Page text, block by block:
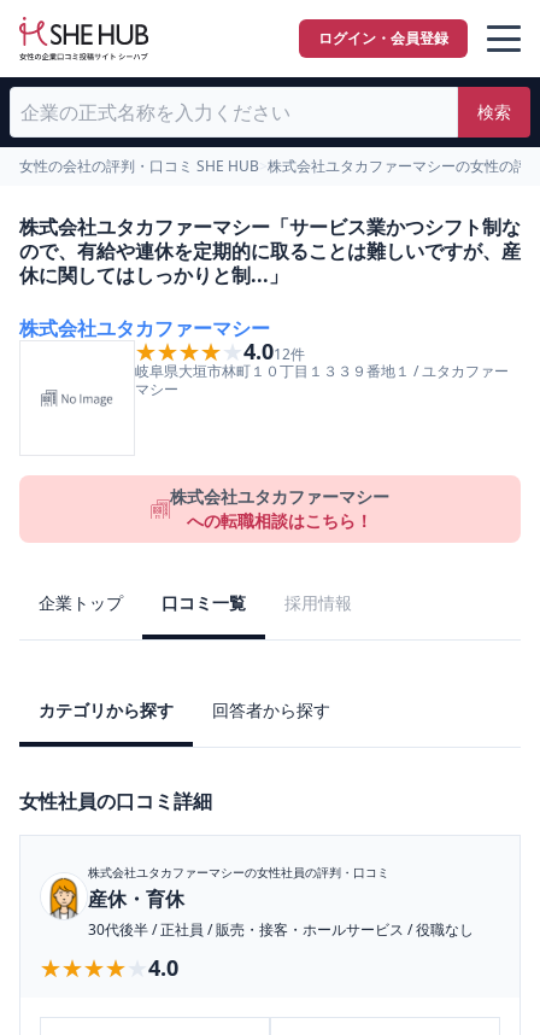
ログイン・会員登録
検索
女性の会社の評判・口コミ SHE HUB 株式会社ユタカファーマシーの女性の評
株式会社ユタカファーマシー「サービス業かつシフト制な
ので、有給や連休を定期的に取ることは難しいですが、産
休に関してはしっかりと制...」
株式会社ユタカファーマシー
★★★★★
★★★★★4.012件
岐阜県大垣市林町１０丁目１３３９番地１ /ユタカファー
マシー
株式会社ユタカファーマシー
への転職相談はこちら！
企業トップ 口コミ一覧 採用情報
カテゴリから探す 回答者から探す
女性社員の口コミ詳細
株式会社ユタカファーマシーの女性社員の評判・口コミ
産休・育休
30代後半/正社員 /販売・接客・ホールサービス /役職なし
★★★★★
★★★★★ 4.0